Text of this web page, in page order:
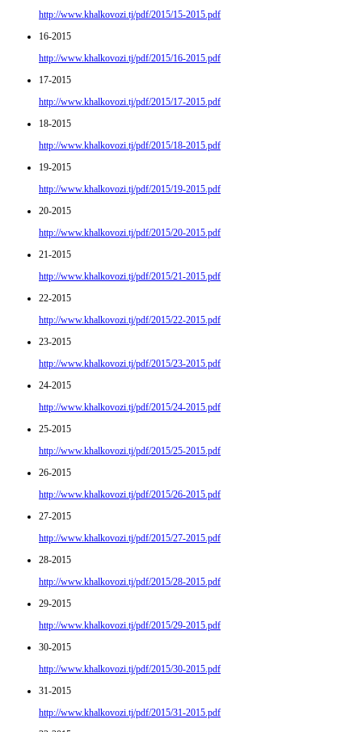
http://www.khalkovozi.tj/pdf/2015/15-2015.pdf
16-2015
http://www.khalkovozi.tj/pdf/2015/16-2015.pdf
17-2015
http://www.khalkovozi.tj/pdf/2015/17-2015.pdf
18-2015
http://www.khalkovozi.tj/pdf/2015/18-2015.pdf
19-2015
http://www.khalkovozi.tj/pdf/2015/19-2015.pdf
20-2015
http://www.khalkovozi.tj/pdf/2015/20-2015.pdf
21-2015
http://www.khalkovozi.tj/pdf/2015/21-2015.pdf
22-2015
http://www.khalkovozi.tj/pdf/2015/22-2015.pdf
23-2015
http://www.khalkovozi.tj/pdf/2015/23-2015.pdf
24-2015
http://www.khalkovozi.tj/pdf/2015/24-2015.pdf
25-2015
http://www.khalkovozi.tj/pdf/2015/25-2015.pdf
26-2015
http://www.khalkovozi.tj/pdf/2015/26-2015.pdf
27-2015
http://www.khalkovozi.tj/pdf/2015/27-2015.pdf
28-2015
http://www.khalkovozi.tj/pdf/2015/28-2015.pdf
29-2015
http://www.khalkovozi.tj/pdf/2015/29-2015.pdf
30-2015
http://www.khalkovozi.tj/pdf/2015/30-2015.pdf
31-2015
http://www.khalkovozi.tj/pdf/2015/31-2015.pdf